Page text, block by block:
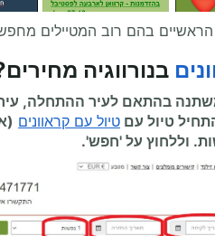
בהם רוב המטיילים
בנורווגיה מחירים
משתנה בהתאם לעיר ההתחלה,
טיול עם טיול עם קראוונים
וללחוץ על 'חפש'.